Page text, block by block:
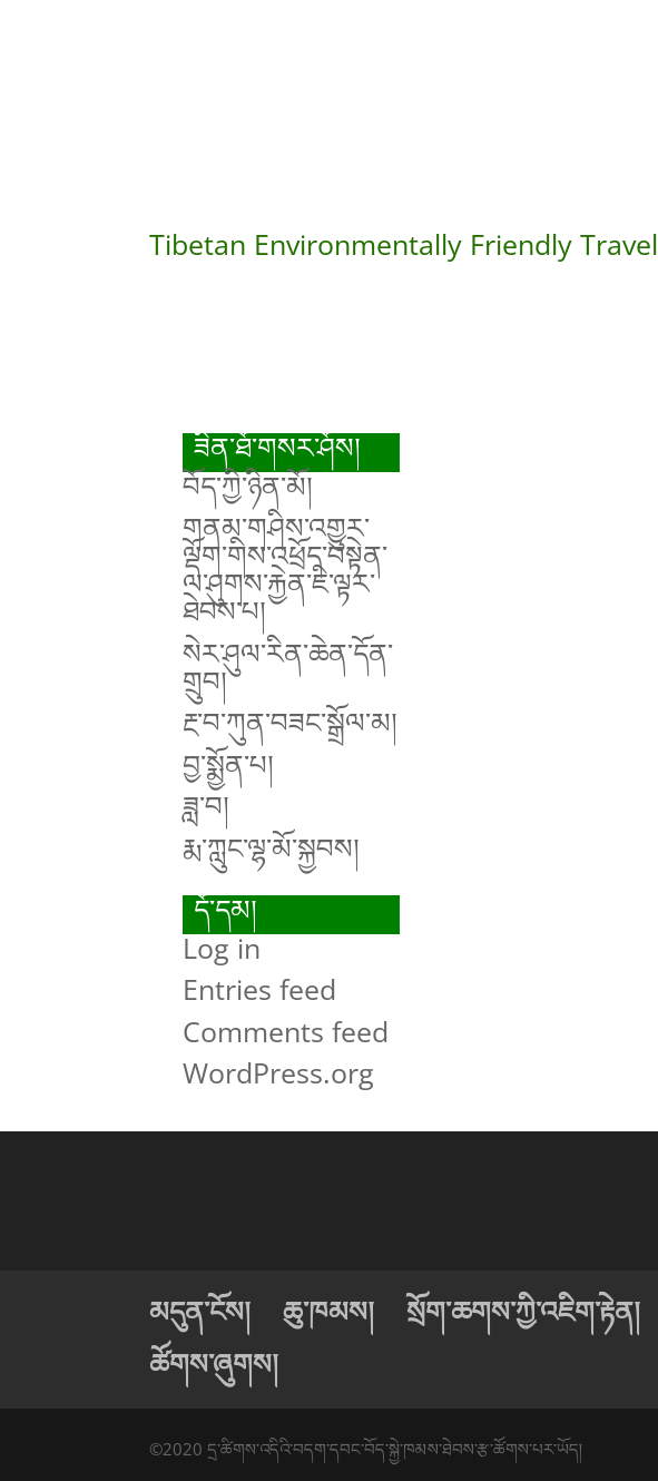
Tibetan Environmentally Friendly Travel
ཟིན་ཐོ་གསར་ཤོས།
བོད་ཀྱི་ཉིན་མོ།
གནམ་གཤིས་འགྱུར་
ལྡོག་གིས་འཕྲོད་བསྟེན་
ལ་ཤུགས་རྐྱེན་ཇི་ལྟར་
ཐེབས་པ།
སེར་ཤུལ་རིན་ཆེན་དོན་
གྲུབ།
རྔ་བ་ཀུན་བཟང་སྒྲོལ་མ།
བྱ་སྨྱོན་པ།
ཟླ་བ།
རྨ་ཀླུང་ལྷ་མོ་སྐྱབས།
དོ་དམ།
Log in
Entries feed
Comments feed
WordPress.org
མདུན་ངོས། ཆུ་ཁམས། སྲོག་ཆགས་ཀྱི་འཇིག་རྟེན།
ཚོགས་ཞུགས།
©2020 དྲ་ཚིགས་འདིའི་བདག་དབང་བོད་སྐྱེ་ཁམས་ཐེབས་རྩ་ཚོགས་པར་ཡོད།